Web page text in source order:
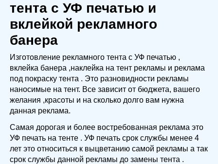
тента с УФ печатью и
вклейкой рекламного
банера
Изготовление рекламного тента с УФ печатью ,
вклейка банера ,наклейка на тент рекламы и реклама
под покраску тента . Это разновидности рекламы
наносимые на тент. Все зависит от бюджета, вашего
желания ,красоты и на сколько долго вам нужна
данная реклама.
Самая дорогая и более востребованная реклама это
УФ печать на тенте . УФ печать срок службы менее 4
лет это относиться к выцветанию самой рекламы а так
срок службы данной рекламы до замены тента .